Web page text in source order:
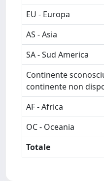
EU - Europa
AS - Asia
SA - Sud America
Continente
continente non
AF - Africa
OC - Oceania
Totale